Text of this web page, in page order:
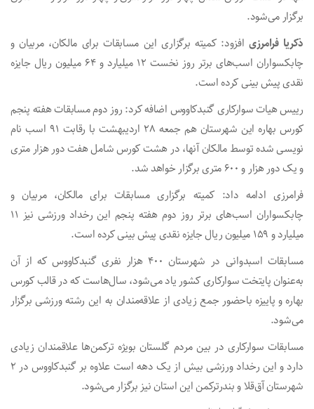
برگزار می‌شود.
ذکریا فرامرزی افزود: کمیته برگزاری این مسابقات برای مالکان، مربیان و
چابکسواران اسب‌های برتر روز نخست ۱۲ میلیارد و ۶۴ میلیون ریال جایزه
نقدی پیش بینی کرده است.
رییس هیات سوارکاری گنبدکاووس اضافه کرد: روز دوم مسابقات هفته پنجم
کورس بهاره این شهرستان هم جمعه ۲۸ اردیبهشت با رقابت ۹۱ اسب نام
نویسی شده توسط مالکان آنها، در هشت کورس شامل هفت دور هزار متری
و یک دور هزار و ۶۰۰ متری برگزار خواهد شد.
فرامرزی ادامه داد: کمیته برگزاری مسابقات برای مالکان، مربیان و
چابکسواران اسب‌های برتر روز دوم هفته پنجم این رخداد ورزشی نیز ۱۱
میلیارد و ۱۵۹ میلیون ریال جایزه نقدی پیش بینی کرده است.
مسابقات اسبدوانی در شهرستان ۴۰۰ هزار نفری گنبدکاووس که از آن
به‌عنوان پایتخت سوارکاری کشور یاد می‌شود، سال‌هاست که در قالب کورس
بهاره و پاییزه باحضور جمع زیادی از علاقه‌مندان به این رشته ورزشی برگزار
می‌شود.
مسابقات سوارکاری در بین مردم گلستان بویژه ترکمن‌ها علاقمندان زیادی
دارد و این رخداد ورزشی بیش از یک دهه است علاوه بر گنبدکاووس در ۲
شهرستان آق‌قلا و بندرترکمن این استان نیز برگزار می‌شود.